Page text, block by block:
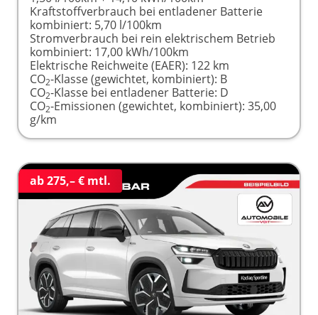
Kraftstoffverbrauch bei entladener Batterie
kombiniert: 5,70 l/100km
Stromverbrauch bei rein elektrischem Betrieb
kombiniert: 17,00 kWh/100km
Elektrische Reichweite (EAER): 122 km
CO2-Klasse (gewichtet, kombiniert): B
CO2-Klasse bei entladener Batterie: D
CO2-Emissionen (gewichtet, kombiniert): 35,00
g/km
ab 275,– € mtl.